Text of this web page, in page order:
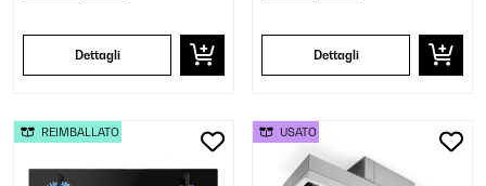
Dettagli Dettagli
REIMBALLATO USATO